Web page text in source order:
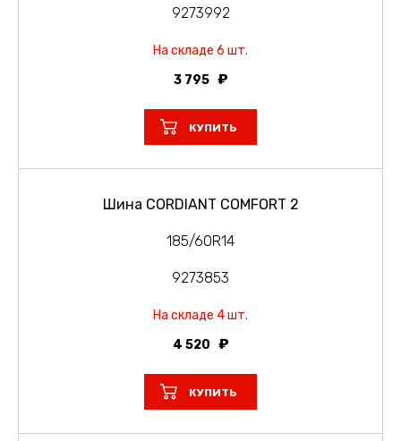
9273992
На складе 6 шт.
3 795
КУПИТЬ
Шина CORDIANT COMFORT 2
185/60R14
9273853
На складе 4 шт.
4 520
КУПИТЬ